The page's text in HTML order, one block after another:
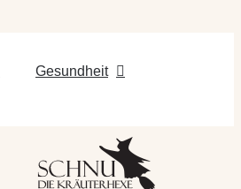
Gesundheit